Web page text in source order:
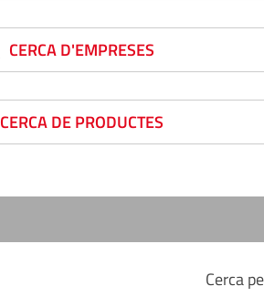
CERCA D'EMPRESES
CERCA DE PRODUCTES
Cerca